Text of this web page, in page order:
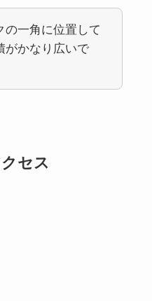
の一角に位置して
がかなり広いで
セス